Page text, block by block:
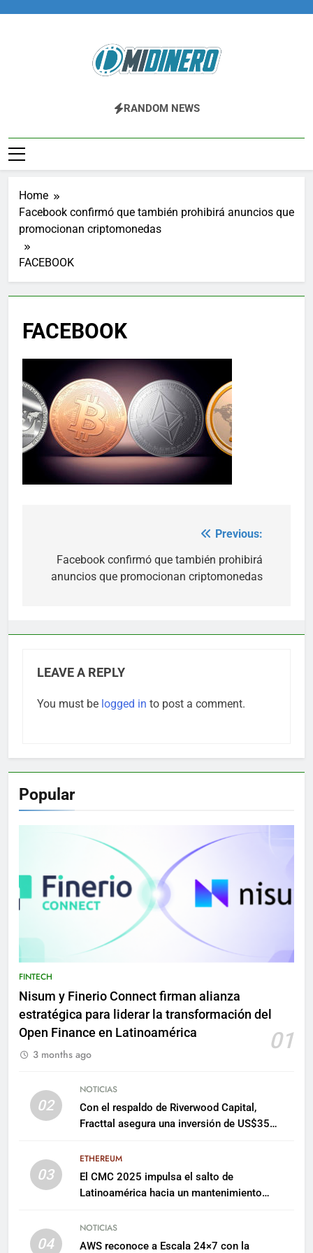
Midinero.co
Fintech, Criptomonedas
RANDOM NEWS
Home
Facebook confirmó que también prohibirá anuncios que
promocionan criptomonedas
FACEBOOK
FACEBOOK
navigation
Previous:
Facebook confirmó que también prohibirá
anuncios que promocionan criptomonedas
LEAVE A REPLY
You must be logged in to post a comment.
Popular
FINTECH
Nisum y Finerio Connect firman alianza
estratégica para liderar la transformación del
Open Finance en Latinoamérica
01
3 months ago
02
NOTICIAS
Con el respaldo de Riverwood Capital,
Fracttal asegura una inversión de US$35
03
ETHEREUM
El CMC 2025 impulsa el salto de
Latinoamérica hacia un mantenimiento
04
NOTICIAS
AWS reconoce a Escala 24×7 con la